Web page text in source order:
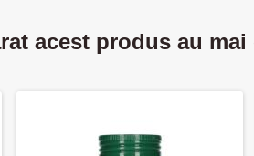
acest produs au mai